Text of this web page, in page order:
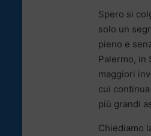
Spero si
solo un
pieno e
Palermo, in
maggiori
cui
più grandi
Chiediamo